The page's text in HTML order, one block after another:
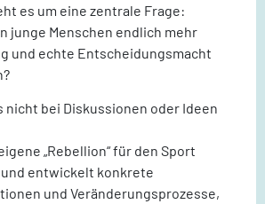
es um eine zentrale Frage:
junge Menschen endlich mehr
und echte Entscheidungsmacht
nicht bei Diskussionen oder Ideen
„Rebellion“ für den Sport
entwickelt konkrete
und Veränderungsprozesse,